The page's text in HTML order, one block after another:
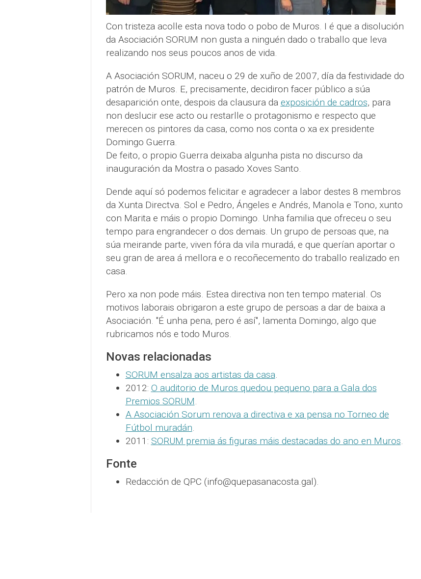
Con tristeza acolle esta nova todo o pobo de Muros. I é que a disolución
da Asociación SORUM non gusta a ninguén dado o traballo que leva
realizando nos seus poucos anos de vida.
A Asociación SORUM, naceu o 29 de xuño de 2007, día da festividade do
patrón de Muros. E, precisamente, decidiron facer público a súa
desaparición onte, despois da clausura da exposición de cadros, para
non deslucir ese acto ou restarlle o protagonismo e respecto que
merecen os pintores da casa, como nos conta o xa ex presidente
Domingo Guerra.
De feito, o propio Guerra deixaba algunha pista no discurso da
inauguración da Mostra o pasado Xoves Santo.
Dende aquí só podemos felicitar e agradecer a labor destes 8 membros
da Xunta Directva. Sol e Pedro, Ángeles e Andrés, Manola e Tono, xunto
con Marita e máis o propio Domingo. Unha familia que ofreceu o seu
tempo para engrandecer o dos demais. Un grupo de persoas que, na
súa meirande parte, viven fóra da vila muradá, e que querían aportar o
seu gran de area á mellora e o recoñecemento do traballo realizado en
casa.
Pero xa non pode máis. Estea directiva non ten tempo material. Os
motivos laborais obrigaron a este grupo de persoas a dar de baixa a
Asociación. "É unha pena, pero é así", lamenta Domingo, algo que
rubricamos nós e todo Muros.
Novas relacionadas
SORUM ensalza aos artistas da casa.
2012: O auditorio de Muros quedou pequeno para a Gala dos
Premios SORUM.
A Asociación Sorum renova a directiva e xa pensa no Torneo de
Fútbol muradán.
2011: SORUM premia ás figuras máis destacadas do ano en Muros.
Fonte
Redacción de QPC (info@quepasanacosta.gal).